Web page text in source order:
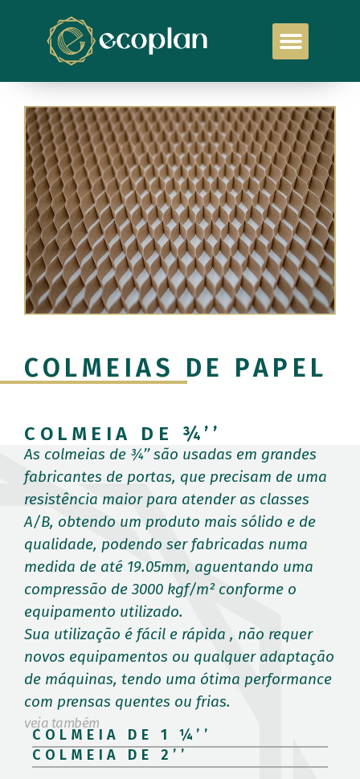
COLMEIAS DE PAPEL
COLMEIA DE ¾’’
As colmeias de ¾’’ são usadas em grandes
fabricantes de portas, que precisam de uma
resistência maior para atender as classes
A/B, obtendo um produto mais sólido e de
qualidade, podendo ser fabricadas numa
medida de até 19.05mm, aguentando uma
compressão de 3000 kgf/m² conforme o
equipamento utilizado.
Sua utilização é fácil e rápida , não requer
novos equipamentos ou qualquer adaptação
de máquinas, tendo uma ótima performance
com prensas quentes ou frias.
veja também
COLMEIA DE 1 ¼’’
COLMEIA DE 2’’